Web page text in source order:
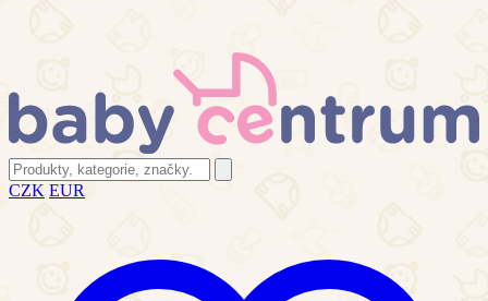
CZK EUR